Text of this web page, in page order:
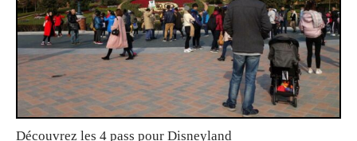
Découvrez les 4 pass pour Disneyland